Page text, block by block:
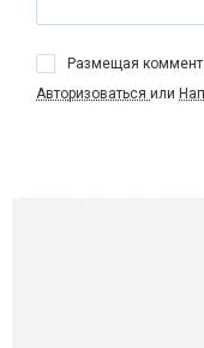
Размещая
Авторизоваться или